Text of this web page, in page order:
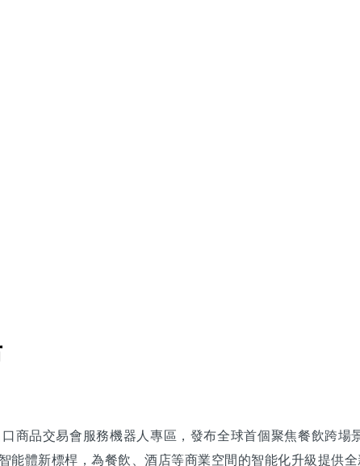
商品交易會服務機器人專區，發布全球首個聚焦餐飲跨場
體新標桿，為餐飲、酒店等商業空間的智能化升級提供全